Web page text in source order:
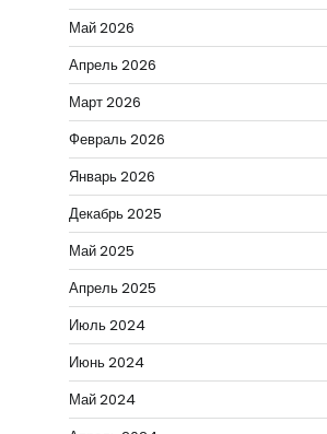
Май 2026
Апрель 2026
Март 2026
Февраль 2026
Январь 2026
Декабрь 2025
Май 2025
Апрель 2025
Июль 2024
Июнь 2024
Май 2024